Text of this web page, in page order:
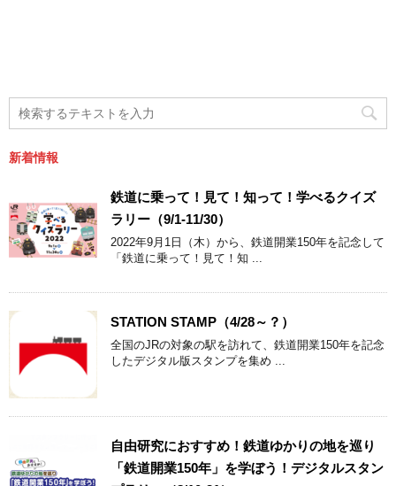
新着情報
鉄道に乗って！見て！知って！学べるクイズ
ラリー（9/1-11/30）
2022年9月1日（木）から、鉄道開業150年を記念して
「鉄道に乗って！見て！知 ...
STATION STAMP（4/28～？）
全国のJRの対象の駅を訪れて、鉄道開業150年を記念
したデジタル版スタンプを集め ...
自由研究におすすめ！鉄道ゆかりの地を巡り
「鉄道開業150年」を学ぼう！デジタルスタン